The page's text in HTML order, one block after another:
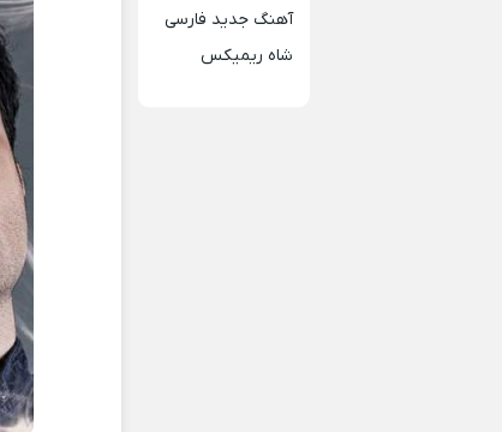
آهنگ جدید فارسی
شاه ریمیکس